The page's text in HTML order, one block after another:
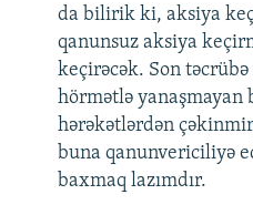
da bilirik ki, aksiya
qanunsuz aksiya
keçirəcək. Son
hörmətlə yanaşmayan
hərəkətlərdən
buna qanunvericiliyə
baxmaq lazımdır.